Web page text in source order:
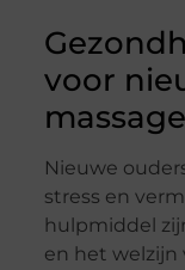
voor
massage
Nieuwe
stress en
hulpmiddel
en het welzijn